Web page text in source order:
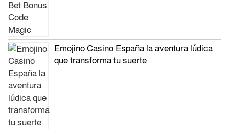
Emojino Casino España la aventura lúdica
que transforma tu suerte